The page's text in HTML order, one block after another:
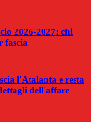
2026-2027: chi
fascia
l'Atalanta e resta
dell'affare